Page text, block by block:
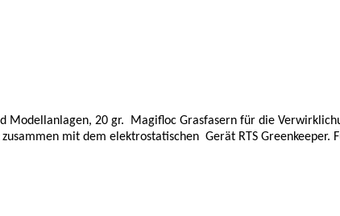
Modellanlagen, 20 gr. Magifloc Grasfasern für die
mit dem elektrostatischen Gerät RTS Greenkeeper.